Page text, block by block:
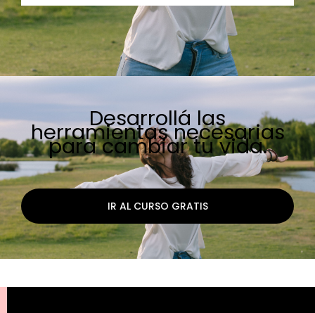
Desarrollá las
herramientas necesarias
para cambiar tu vida.
IR AL CURSO GRATIS